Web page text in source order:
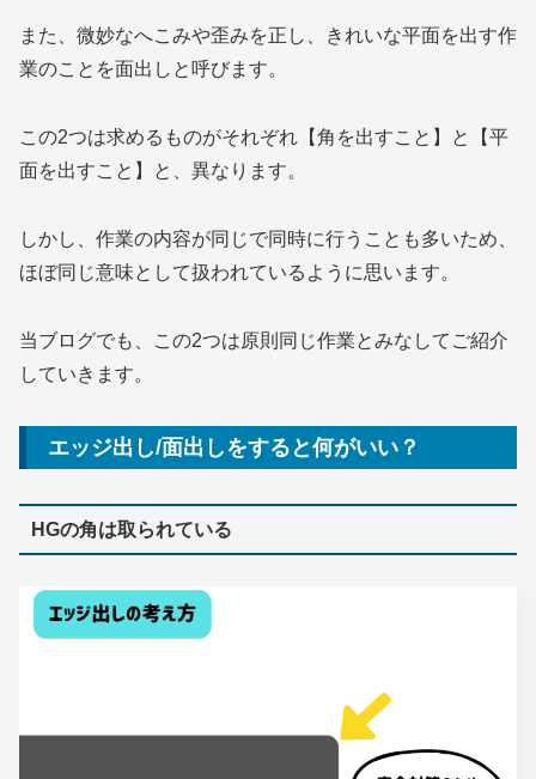
また、微妙なへこみや歪みを正し、きれいな平面を出す作
業のことを面出しと呼びます。
この2つは求めるものがそれぞれ【角を出すこと】と【平
面を出すこと】と、異なります。
しかし、作業の内容が同じで同時に行うことも多いため、
ほぼ同じ意味として扱われているように思います。
当ブログでも、この2つは原則同じ作業とみなしてご紹介
していきます。
エッジ出し/面出しをすると何がいい？
HGの角は取られている